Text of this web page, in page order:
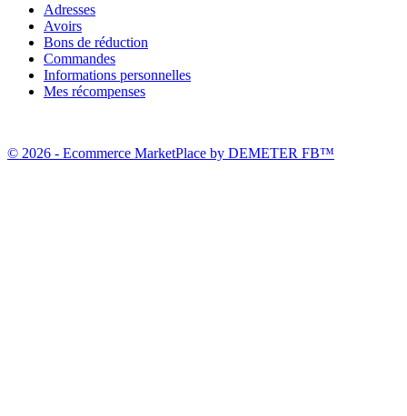
Adresses
Avoirs
Bons de réduction
Commandes
Informations personnelles
Mes récompenses
© 2026 - Ecommerce MarketPlace by DEMETER FB™